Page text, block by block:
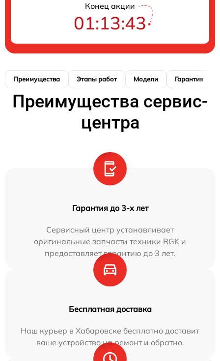
Конец акции
01:13:42
Преимущества Этапы работ Модели Гарантия
Преимущества сервис-
центра
Гарантия до 3-х лет
Сервисный центр устанавливает
оригинальные запчасти техники RGK и
предоставляет гарантию до 3 лет.
Бесплатная доставка
Наш курьер в Хабаровске бесплатно доставит
ваше устройство на ремонт и обратно.